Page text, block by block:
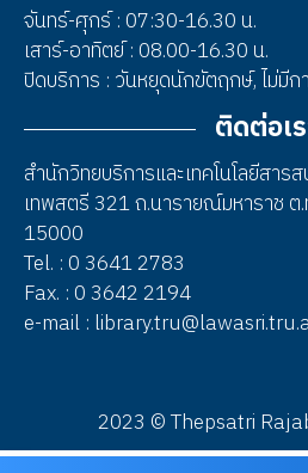
จันทร์-ศุกร์ : 07:30-16.30 น.
เสาร์-อาทิตย์ : 08.00-16.30 น.
ปิดบริการ : วันหยุดนักขัตฤกษ์, ไม่มี
ติดต่อเ
สำนักวิทยบริการและเทคโนโลยีสาร
เทพสตรี 321 ถ.นารายณ์มหาราช ต
15000
Tel. : 0 3641 2783
Fax. : 0 3642 2194
e-mail :
2023 © Thepsatri